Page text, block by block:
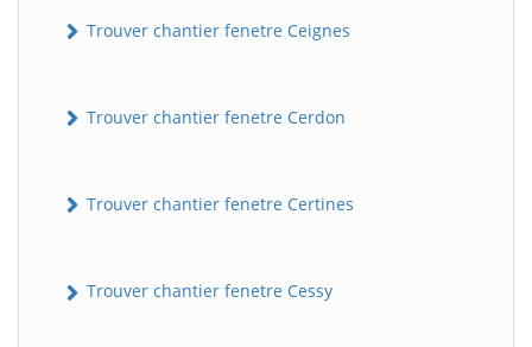
Trouver chantier fenetre Ceignes
Trouver chantier fenetre Cerdon
Trouver chantier fenetre Certines
Trouver chantier fenetre Cessy